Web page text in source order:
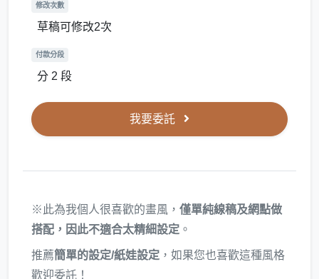
修改次數
草稿可修改2次
付款分段
分 2 段
我要委託
※此為我個人很喜歡的畫風， 僅單純線稿及網點做
搭配，因此不適合太精細設定 。
推薦簡單的設定/紙娃設定 ，如果您也喜歡這種風格
歡迎委託！